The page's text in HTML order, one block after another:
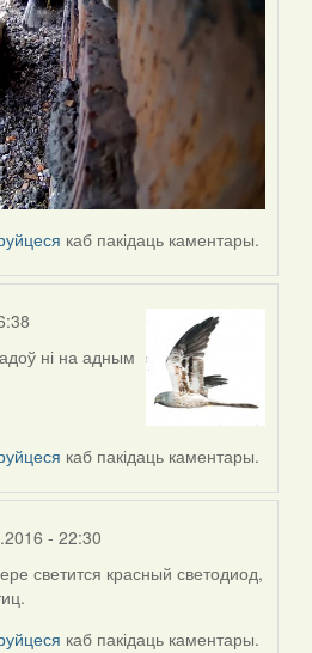
каб пакідаць каментары.
ні на адным
каб пакідаць каментары.
- 22:30
светится красный светодиод,
каб пакідаць каментары.